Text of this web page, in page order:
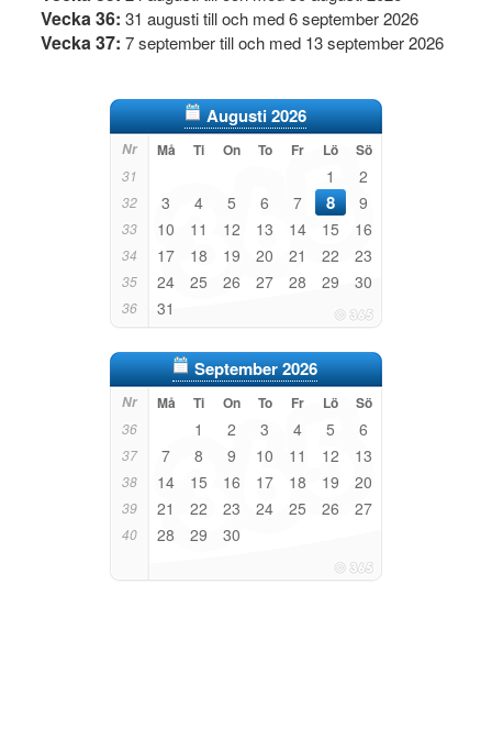
Vecka 36: 31 augusti till och med 6 september 2026
Vecka 37: 7 september till och med 13 september 2026
Augusti 2026
Nr Må Ti On To Fr Lö Sö
31 1 2
32 3 4 5 6 7 8 9
33 10 11 12 13 14 15 16
34 17 18 19 20 21 22 23
35 24 25 26 27 28 29 30
36 31
September 2026
Nr Må Ti On To Fr Lö Sö
36 1 2 3 4 5 6
37 7 8 9 10 11 12 13
38 14 15 16 17 18 19 20
39 21 22 23 24 25 26 27
40 28 29 30